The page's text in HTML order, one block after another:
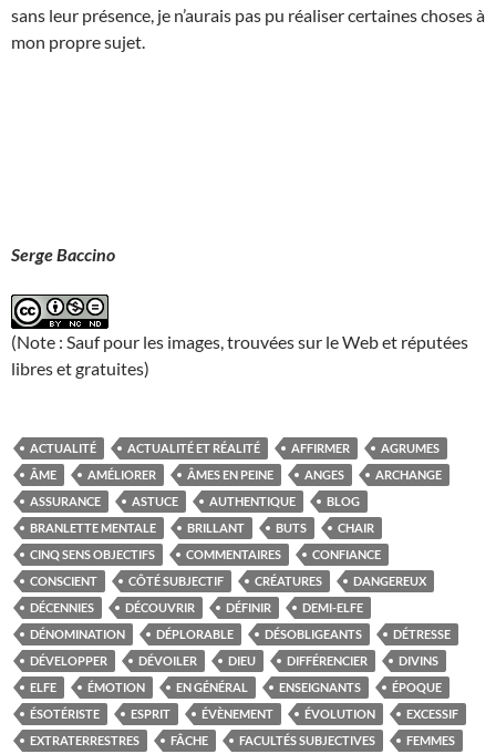
sans leur présence, je n’aurais pas pu réaliser certaines choses à
mon propre sujet.
Serge Baccino
(Note : Sauf pour les images, trouvées sur le Web et réputées
libres et gratuites)
ACTUALITÉ ACTUALITÉ ET RÉALITÉ AFFIRMER
AGRUMES
ÂME
AMÉLIORER ÂMES EN PEINE ANGES
ARCHANGE
ASSURANCE
ASTUCE AUTHENTIQUE
BLOG
BRANLETTE MENTALE
BRILLANT BUTS
CHAIR
CINQ SENS OBJECTIFS
COMMENTAIRES
CONFIANCE
CONSCIENT
CÔTÉ SUBJECTIF CRÉATURES
DANGEREUX
DÉCENNIES
DÉCOUVRIR DÉFINIR
DEMI-ELFE
DÉNOMINATION
DÉPLORABLE DÉSOBLIGEANTS
DÉTRESSE
DÉVELOPPER
DÉVOILER DIEU DIFFÉRENCIER
DIVINS
ELFE
ÉMOTION EN GÉNÉRAL ENSEIGNANTS
ÉPOQUE
ÉSOTÉRISTE
ESPRIT ÉVÈNEMENT ÉVOLUTION
EXCESSIF
EXTRATERRESTRES
FÂCHE FACULTÉS SUBJECTIVES FEMMES